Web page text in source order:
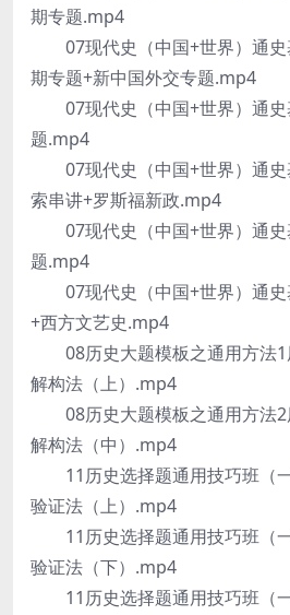
期专题.mp4
07现代史（中国+世界）通史
期专题+新中国外交专题.mp4
07现代史（中国+世界）通史
题.mp4
07现代史（中国+世界）通史
索串讲+罗斯福新政.mp4
07现代史（中国+世界）通史
题.mp4
07现代史（中国+世界）通史
+西方文艺史.mp4
08历史大题模板之通用方法1
解构法（上）.mp4
08历史大题模板之通用方法2
解构法（中）.mp4
11历史选择题通用技巧班（
验证法（上）.mp4
11历史选择题通用技巧班（
验证法（下）.mp4
11历史选择题通用技巧班（